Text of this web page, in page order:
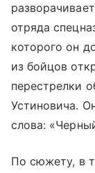
отряда
которого он
из бойцов
перестрелки
Устиновича.
слова:
По сюжету, в